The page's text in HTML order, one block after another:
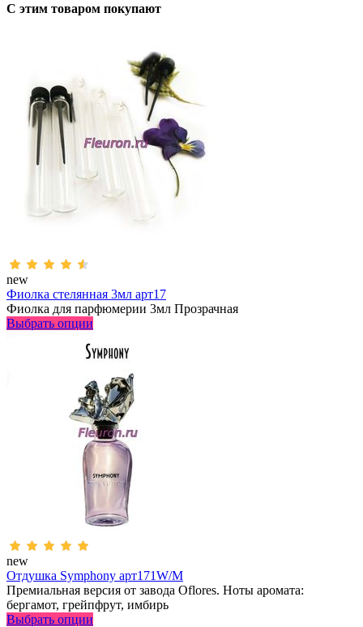
С этим товаром покупают
new
Фиолка стелянная 3мл арт17
Фиолка для парфюмерии 3мл Прозрачная
Выбрать опции
new
Отдушка Symphony арт171W/M
Премиальная версия от завода Oflores. Ноты аромата:
бергамот, грейпфрут, имбирь
Выбрать опции